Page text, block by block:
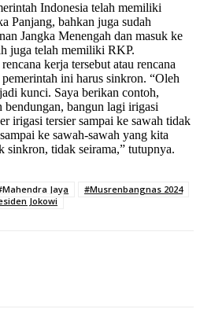
Indonesia telah memiliki
Panjang, bahkan juga sudah
Jangka Menengah dan masuk ke
juga telah memiliki RKP.
kerja tersebut atau rencana
ini harus sinkron. “Oleh
kunci. Saya berikan contoh,
bendungan, bangun lagi irigasi
irigasi tersier sampai ke sawah tidak
ke sawah-sawah yang kita
tidak seirama,” tutupnya.
Jaya
#Musrenbangnas 2024
Jokowi